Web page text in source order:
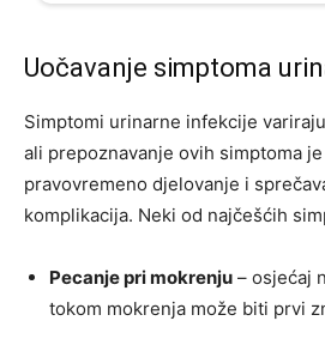
Uočavanje simptoma
Simptomi urinarne infekcije
ali prepoznavanje ovih simptoma
pravovremeno djelovanje i
komplikacija. Neki od najčešćih
Pecanje pri mokrenju – osjećaj
tokom mokrenja može biti prvi